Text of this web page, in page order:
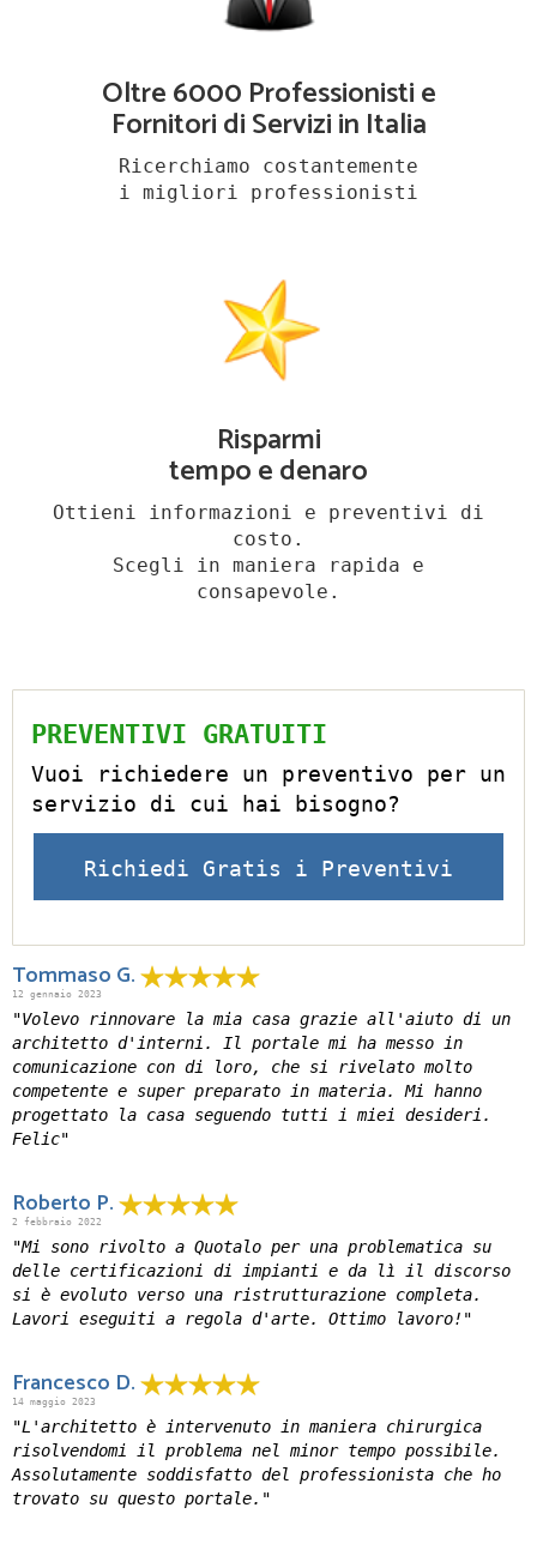
Oltre 6000 Professionisti e
Fornitori di Servizi in Italia
Ricerchiamo costantemente
i migliori professionisti
Risparmi
tempo e denaro
Ottieni informazioni e preventivi di
costo.
Scegli in maniera rapida e
consapevole.
PREVENTIVI GRATUITI
Vuoi richiedere un preventivo per un
servizio di cui hai bisogno?
Richiedi Gratis i Preventivi
Tommaso G.
12 gennaio 2023
"Volevo rinnovare la mia casa grazie all'aiuto di un
architetto d'interni. Il portale mi ha messo in
comunicazione con di loro, che si rivelato molto
competente e super preparato in materia. Mi hanno
progettato la casa seguendo tutti i miei desideri.
Felic"
Roberto P.
2 febbraio 2022
"Mi sono rivolto a Quotalo per una problematica su
delle certificazioni di impianti e da lì il discorso
si è evoluto verso una ristrutturazione completa.
Lavori eseguiti a regola d'arte. Ottimo lavoro!"
Francesco D.
14 maggio 2023
"L'architetto è intervenuto in maniera chirurgica
risolvendomi il problema nel minor tempo possibile.
Assolutamente soddisfatto del professionista che ho
trovato su questo portale."